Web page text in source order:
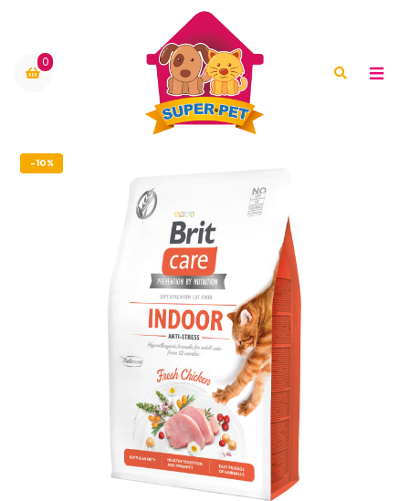
0
-10%